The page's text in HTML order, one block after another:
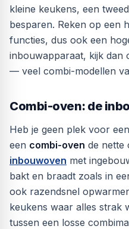
kleine keukens, een
besparen. Reken op een
functies, dus ook een
inbouwapparaat, kijk dan
— veel combi-modellen
Combi-oven: de
Heb je geen plek voor
een combi-oven de nette
inbouwoven met
bakt en braadt zoals in
ook razendsnel
keukens waar alles strak
tussen een losse